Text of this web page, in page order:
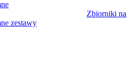
Zbiorniki na
zestawy